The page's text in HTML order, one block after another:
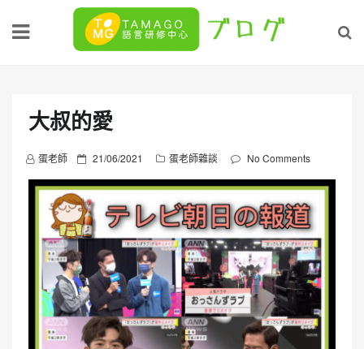
大叔的愛
蛋老師
P
o
s
t
e
o
n
21/06/2021 蛋老師雜談 No Comments